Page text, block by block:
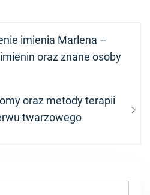
imienia Marlena –
oraz znane osoby
oraz metody terapii
twarzowego